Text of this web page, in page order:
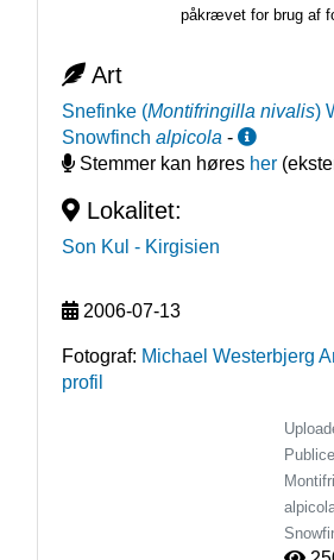
påkrævet for brug af
Art
Snefinke (Montifringilla nivalis)
Snowfinch alpicola -
Stemmer kan høres her
Lokalitet:
Son Kul - Kirgisien
2006-07-13
Fotograf: Michael Westerbjerg
profil